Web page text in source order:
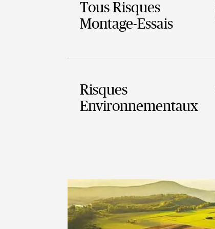
Tous Risques
Montage-Essais
Risques
Environnementaux